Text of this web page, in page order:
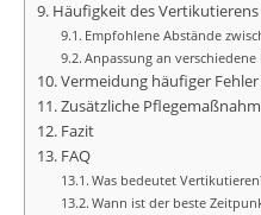
Häufigkeit des Vertikutierens
Empfohlene Abstände
Anpassung an verschiedene
Vermeidung häufiger
Zusätzliche
Fazit
FAQ
Was bedeutet
Wann ist der beste